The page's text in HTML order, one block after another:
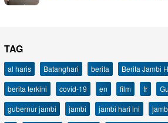
TAG
al haris Batanghari berita Berita Jambi
berita terkini
covid-19 en film fr
gubernur jambi
jambi jambi hari ini